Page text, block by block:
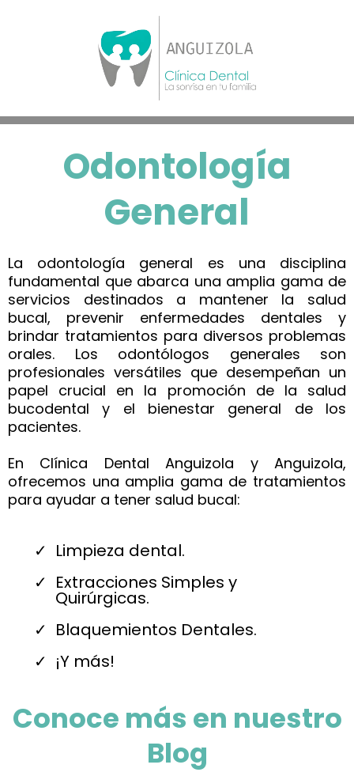
Odontología
General
La odontología general es una disciplina
fundamental que abarca una amplia gama de
servicios destinados a mantener la salud
bucal, prevenir enfermedades dentales y
brindar tratamientos para diversos problemas
orales. Los odontólogos generales son
profesionales versátiles que desempeñan un
papel crucial en la promoción de la salud
bucodental y el bienestar general de los
pacientes.
En Clínica Dental Anguizola y Anguizola,
ofrecemos una amplia gama de tratamientos
para ayudar a tener salud bucal:
Limpieza dental.
Extracciones Simples y
Quirúrgicas.
Blaquemientos Dentales.
¡Y más!
Conoce más en nuestro
Blog